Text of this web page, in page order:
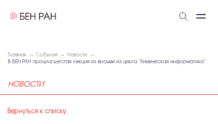
Главная События
Новости
В БЕН РАН прошла шестая лекция из восьми из цикла "Химическая информатика"
НОВОСТИ
Вернуться к списку